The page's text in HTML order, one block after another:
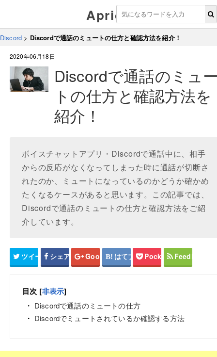
Aprico
Discord > Discordで通話のミュートの仕方と確認方法を紹介！
2020年06月18日
Discordで通話のミュ
トの仕方と確認方法を
紹介！
ボイスチャットアプリ・Discordで通話中に、相手
からの反応がなくなってしまった時に通話が切断さ
れたのか、ミュートになっているのかどうか確かめ
たくなるケースがあると思います。この記事では、
Discordで通話のミュートの仕方と確認方法をご紹
介しています。
ツイート シェア Google+ はてブ Pocket Feedly
目次 [非表示]
Discordで通話のミュートの仕方
Discordでミュートされているか確認する方法